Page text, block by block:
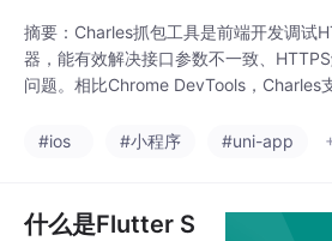
摘要：Charles抓包工具是前端开发调试
器，能有效解决接口参数不一致、
问题。相比Chrome DevTools，Charles
弱网环境及Mock数据，可显著提升开发
#ios #小程序 #uni-app
什么是Flutter S